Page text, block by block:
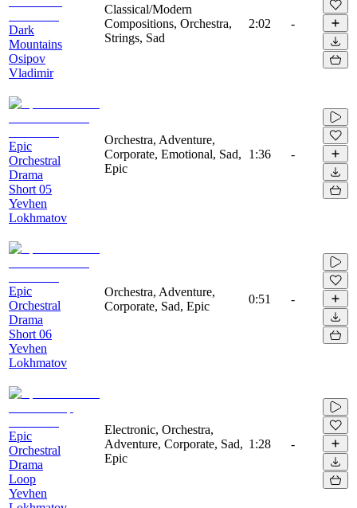
Dark
Mountains
Osipov
Vladimir
Classical/Modern
Compositions, Orchestra,
Strings, Sad
2:02 -
Epic
Orchestral
Drama
Short 05
Yevhen
Lokhmatov
Orchestra, Adventure,
Corporate, Emotional, Sad,
Epic
1:36 -
Epic
Orchestral
Drama
Short 06
Yevhen
Lokhmatov
Orchestra, Adventure,
Corporate, Sad, Epic
0:51 -
Epic
Orchestral
Drama
Loop
Yevhen
Electronic, Orchestra,
Adventure, Corporate, Sad,
Epic
1:28 -